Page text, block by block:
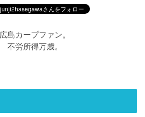
広島カープファン。
不労所得万歳。